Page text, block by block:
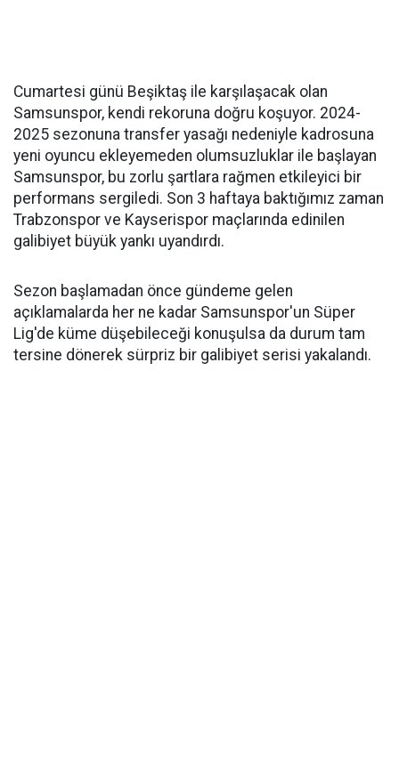
Cumartesi günü Beşiktaş ile karşılaşacak olan
Samsunspor, kendi rekoruna doğru koşuyor. 2024-
2025 sezonuna transfer yasağı nedeniyle kadrosuna
yeni oyuncu ekleyemeden olumsuzluklar ile başlayan
Samsunspor, bu zorlu şartlara rağmen etkileyici bir
performans sergiledi. Son 3 haftaya baktığımız zaman
Trabzonspor ve Kayserispor maçlarında edinilen
galibiyet büyük yankı uyandırdı.
Sezon başlamadan önce gündeme gelen
açıklamalarda her ne kadar Samsunspor'un Süper
Lig'de küme düşebileceği konuşulsa da durum tam
tersine dönerek sürpriz bir galibiyet serisi yakalandı.